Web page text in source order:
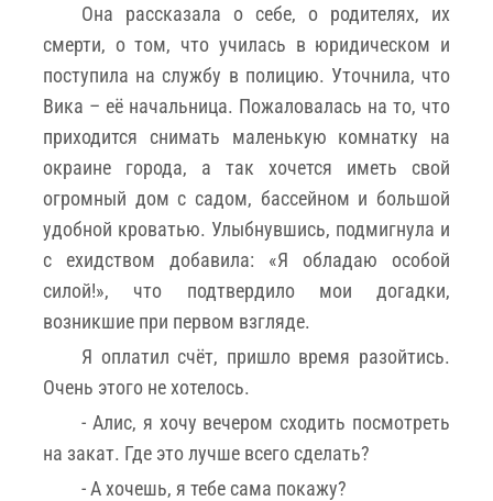
Она рассказала о себе, о родителях, их
смерти, о том, что училась в юридическом и
поступила на службу в полицию. Уточнила, что
Вика – её начальница. Пожаловалась на то, что
приходится снимать маленькую комнатку на
окраине города, а так хочется иметь свой
огромный дом с садом, бассейном и большой
удобной кроватью. Улыбнувшись, подмигнула и
с ехидством добавила: «Я обладаю особой
силой!», что подтвердило мои догадки,
возникшие при первом взгляде.
Я оплатил счёт, пришло время разойтись.
Очень этого не хотелось.
- Алис, я хочу вечером сходить посмотреть
на закат. Где это лучше всего сделать?
- А хочешь, я тебе сама покажу?